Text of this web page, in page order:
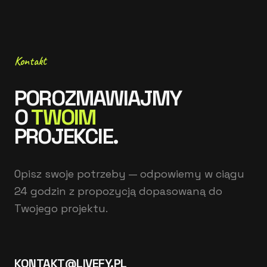
Kontakt
POROZMAWIAJMY
OTWOIM
PROJEKCIE.
Opisz swoje potrzeby — odpowiemy w ciągu
24 godzin z propozycją dopasowaną do
Twojego projektu.
KONTAKT@LIVEFY.PL